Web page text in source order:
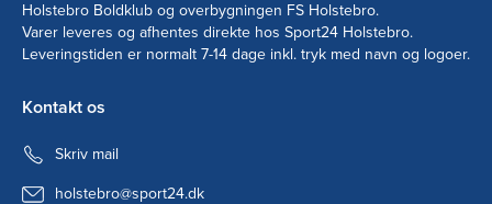
Holstebro Boldklub og overbygningen FS Holstebro.
Varer leveres og afhentes direkte hos Sport24 Holstebro.
Leveringstiden er normalt 7-14 dage inkl. tryk med navn og logoer.
Kontakt os
Skriv mail
holstebro@sport24.dk